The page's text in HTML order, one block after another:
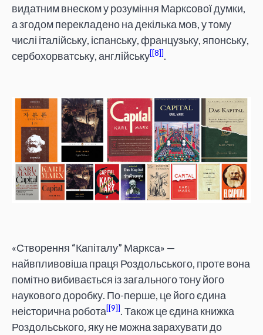
видатним внеском у розуміння Марксової думки,
а згодом перекладено на декілька мов, у тому
числі італійську, іспанську, французьку, японську,
сербохорватську, англійську [8] .
«Створення “Капіталу” Маркса» —
найвпливовіша праця Роздольського, проте вона
помітно вибивається із загального тону його
наукового доробку. По-перше, це його єдина
неісторична робота [9] . Також це єдина книжка
Роздольського, яку не можна зарахувати до